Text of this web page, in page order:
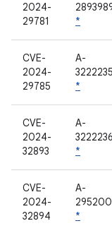
2024-
29781
*
CVE-
2024-
29785
A-
*
CVE-
2024-
32893
A-
*
CVE-
2024-
32894
A-
*